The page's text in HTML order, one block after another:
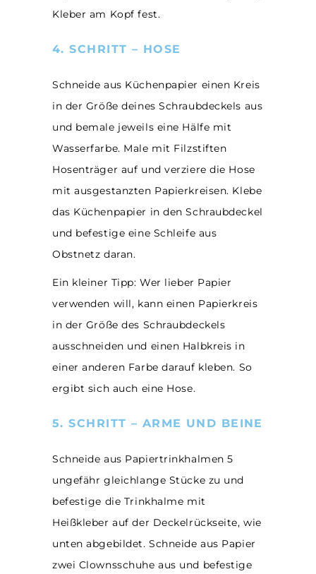
Kleber am Kopf fest.
4. SCHRITT – HOSE
Schneide aus Küchenpapier einen Kreis
in der Größe deines Schraubdeckels aus
und bemale jeweils eine Hälfe mit
Wasserfarbe. Male mit Filzstiften
Hosenträger auf und verziere die Hose
mit ausgestanzten Papierkreisen. Klebe
das Küchenpapier in den Schraubdeckel
und befestige eine Schleife aus
Obstnetz daran.
Ein kleiner Tipp: Wer lieber Papier
verwenden will, kann einen Papierkreis
in der Größe des Schraubdeckels
ausschneiden und einen Halbkreis in
einer anderen Farbe darauf kleben. So
ergibt sich auch eine Hose.
5. SCHRITT – ARME UND BEINE
Schneide aus Papiertrinkhalmen 5
ungefähr gleichlange Stücke zu und
befestige die Trinkhalme mit
Heißkleber auf der Deckelrückseite, wie
unten abgebildet. Schneide aus Papier
zwei Clownsschuhe aus und befestige